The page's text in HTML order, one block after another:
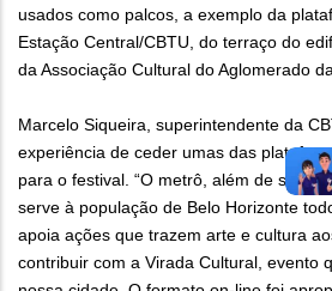
usados como palcos, a exemplo da
Estação Central/CBTU, do terraço do
da Associação Cultural do Aglomerado
Marcelo Siqueira, superintendente da
experiência de ceder umas das
para o festival. “O metrô, além de ser
serve à população de Belo Horizonte
apoia ações que trazem arte e cultura
contribuir com a Virada Cultural, evento